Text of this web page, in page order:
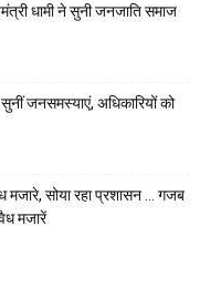
धामी ने सुनी जनजाति समाज
जनसमस्याएं, अधिकारियों को
मजारे, सोया रहा प्रशासन … गजब
मजारें